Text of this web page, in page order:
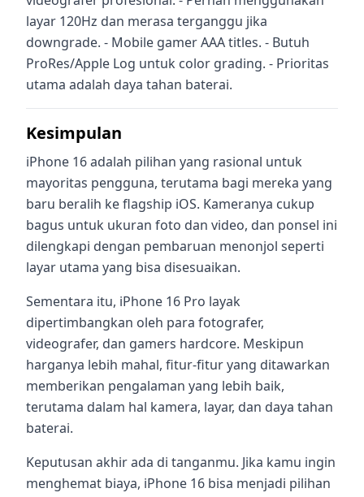
layar 120Hz dan merasa terganggu jika
downgrade. - Mobile gamer AAA titles. - Butuh
ProRes/Apple Log untuk color grading. - Prioritas
utama adalah daya tahan baterai.
Kesimpulan
iPhone 16 adalah pilihan yang rasional untuk
mayoritas pengguna, terutama bagi mereka yang
baru beralih ke flagship iOS. Kameranya cukup
bagus untuk ukuran foto dan video, dan ponsel ini
dilengkapi dengan pembaruan menonjol seperti
layar utama yang bisa disesuaikan.
Sementara itu, iPhone 16 Pro layak
dipertimbangkan oleh para fotografer,
videografer, dan gamers hardcore. Meskipun
harganya lebih mahal, fitur-fitur yang ditawarkan
memberikan pengalaman yang lebih baik,
terutama dalam hal kamera, layar, dan daya tahan
baterai.
Keputusan akhir ada di tanganmu. Jika kamu ingin
menghemat biaya, iPhone 16 bisa menjadi pilihan